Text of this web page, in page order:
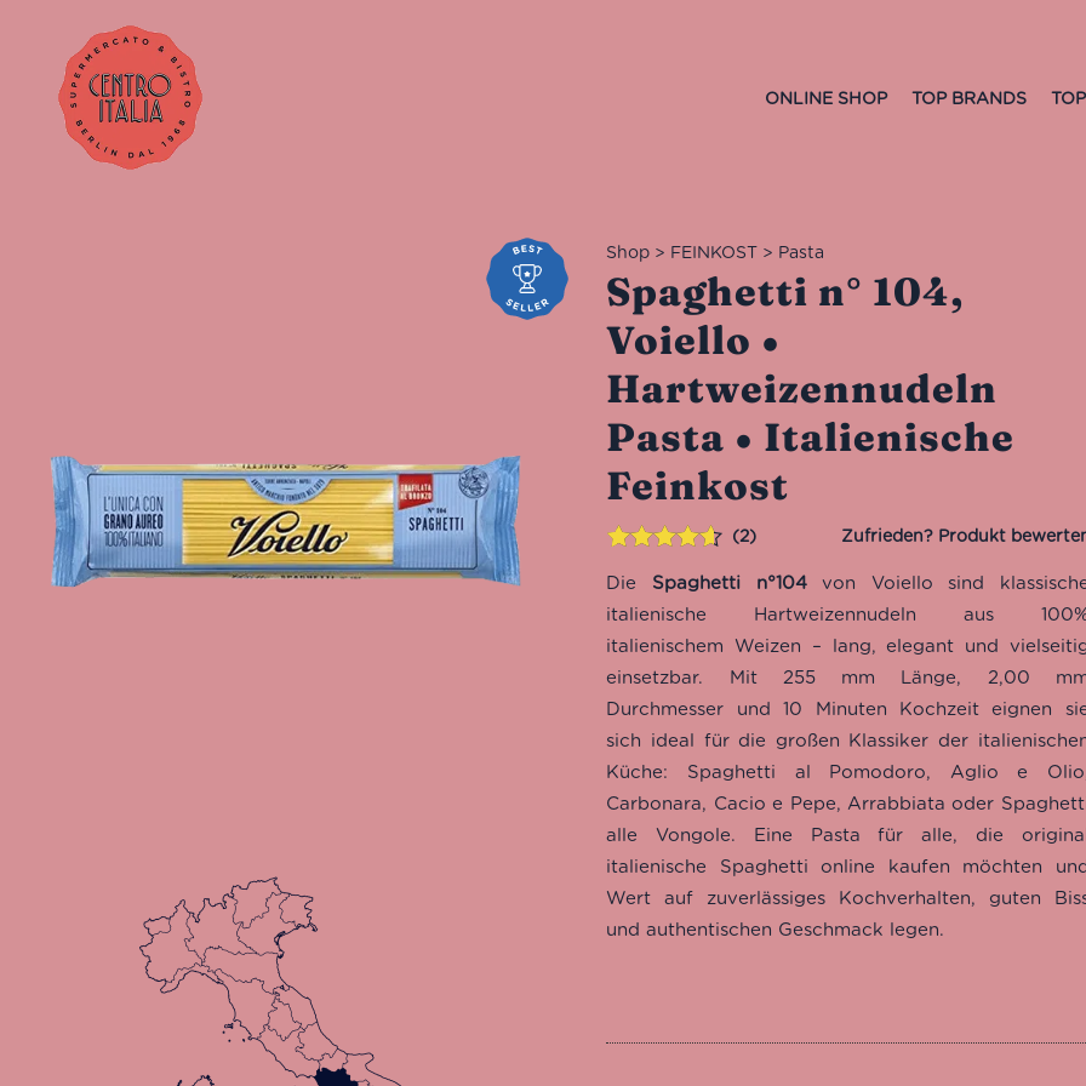
ONLINE SHOP TOP BRANDS
Shop > FEINKOST > Pasta
Spaghetti n° 104,
Voiello •
Hartweizennudeln
Pasta • Italienische
Feinkost
mit
4.50
von 5,
basierend
auf
Kundenbewertungen
2
Die Spaghetti n°104von Voiello sind
italienische Hartweizennudeln aus
italienischem Weizen – lang, elegant und
einsetzbar. Mit 255 mm Länge, 2,00
Durchmesser und 10 Minuten Kochzeit eignen
sich ideal für die großen Klassiker der
Küche: Spaghetti al Pomodoro, Aglio e
Carbonara, Cacio e Pepe, Arrabbiata oder
alle Vongole. Eine Pasta für alle, die
italienische Spaghetti online kaufen möchten
Wert auf zuverlässiges Kochverhalten, guten
und authentischen Geschmack legen.